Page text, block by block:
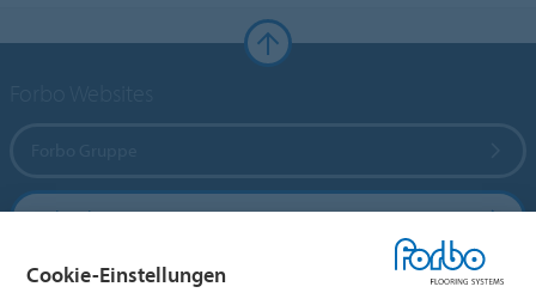
Forbo Flooring Systems
Forbo Movement Systems
Cookie-Einstellungen